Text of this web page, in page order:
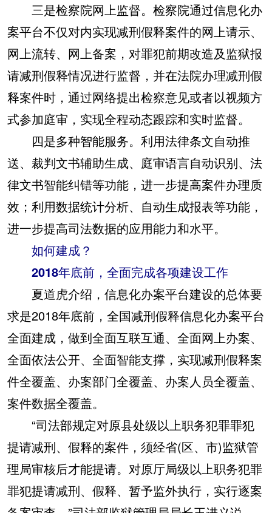
三是检察院网上监督。检察院通过信息化办
案平台不仅对内实现减刑假释案件的网上请示、
网上流转、网上备案，对罪犯前期改造及监狱报
请减刑假释情况进行监督，并在法院办理减刑假
释案件时，通过网络提出检察意见或者以视频方
式参加庭审，实现全程动态跟踪和实时监督。
四是多种智能服务。利用法律条文自动推
送、裁判文书辅助生成、庭审语言自动识别、法
律文书智能纠错等功能，进一步提高案件办理质
效；利用数据统计分析、自动生成报表等功能，
进一步提高司法数据的应用能力和水平。
如何建成？
2018年底前，全面完成各项建设工作
夏道虎介绍，信息化办案平台建设的总体要
求是2018年底前，全国减刑假释信息化办案平台
全面建成，做到全面互联互通、全面网上办案、
全面依法公开、全面智能支撑，实现减刑假释案
件全覆盖、办案部门全覆盖、办案人员全覆盖、
案件数据全覆盖。
“司法部规定对原县处级以上职务犯罪罪犯
提请减刑、假释的案件，须经省(区、市)监狱管
理局审核后才能提请。对原厅局级以上职务犯罪
罪犯提请减刑、假释、暂予监外执行，实行逐案